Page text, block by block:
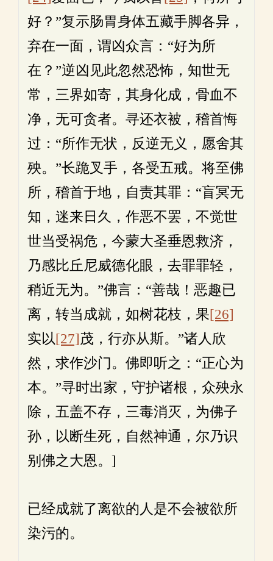
好？”复示肠胃身体五藏手脚各异，
弃在一面，谓凶众言：“好为所
在？”逆凶见此忽然恐怖，知世无
常，三界如寄，其身化成，骨血不
净，无可贪者。寻还衣被，稽首悔
过：“所作无状，反逆无义，愿舍其
殃。”长跪叉手，各受五戒。将至佛
所，稽首于地，自责其罪：“盲冥无
知，迷来日久，作恶不罢，不觉世
世当受祸危，今蒙大圣垂恩救济，
乃感比丘尼威德化眼，去罪罪轻，
稍近无为。”佛言：“善哉！恶趣已
离，转当成就，如树花枝，果[26]
实以[27]茂，行亦从斯。”诸人欣
然，求作沙门。佛即听之：“正心为
本。”寻时出家，守护诸根，众殃永
除，五盖不存，三毒消灭，为佛子
孙，以断生死，自然神通，尔乃识
别佛之大恩。]
已经成就了离欲的人是不会被欲所
染污的。